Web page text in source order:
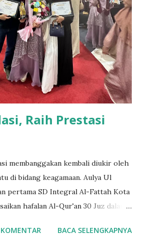
Hadir pula pada kegiatan ini
Hidayatullah Jawa Timur yang
Abdullah Wahib, LC dan
Jawa Timur Ustadz Abdullah
diangkat pada Musda ke IV kali
Jatidiri, Menumbuhkan Kemandirian
Raih Prestasi
membanggakan kembali diukir oleh
di bidang keagamaan. Aulya Ul
pertama SD Integral Al-Fattah Kota
hafalan Al-Qur'an 30 Juz dalam
BACA SELENGKAPNYA